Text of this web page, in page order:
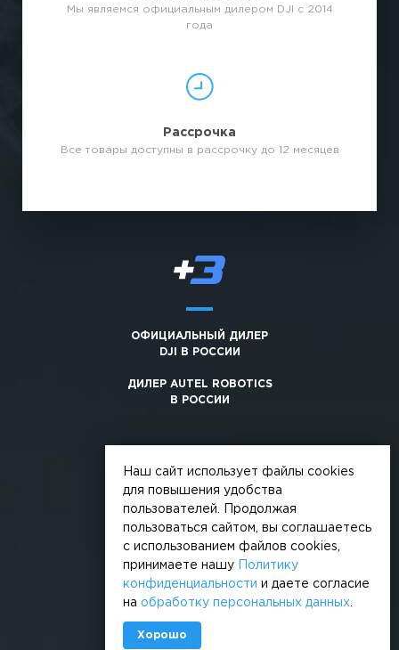
Мы являемся официальным дилером DJI с 2014
года
Рассрочка
Все товары доступны в рассрочку до 12 месяцев
ОФИЦИАЛЬНЫЙ ДИЛЕР
DJI В РОССИИ
ДИЛЕР AUTEL ROBOTICS
В РОССИИ
© 2026, +3. Все права защищены
Обработка персональных данных
Наш сайт использует файлы cookies
для повышения удобства
пользователей. Продолжая
пользоваться сайтом, вы соглашаетесь
с использованием файлов cookies,
принимаете нашу
Политику
конфиденциальности
и даете согласие
на обработку персональных данных
Хорошо